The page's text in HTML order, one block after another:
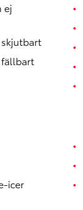
ej
fällbart
icer